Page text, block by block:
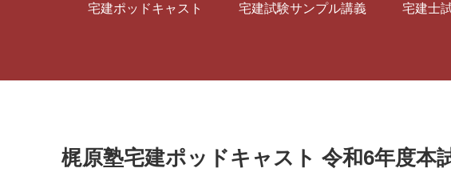
宅建ポッドキャスト 宅建試験サンプル講義 宅建士
梶原塾宅建ポッドキャスト 令和6年度